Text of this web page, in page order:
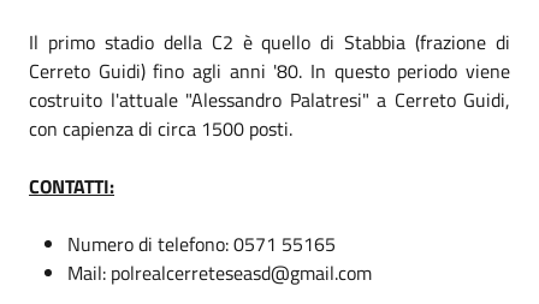
Il primo stadio della C2 è quello di Stabbia (frazione di
Cerreto Guidi) fino agli anni '80. In questo periodo viene
costruito l'attuale "Alessandro Palatresi" a Cerreto Guidi,
con capienza di circa 1500 posti.
CONTATTI:
Numero di telefono: 0571 55165
Mail: polrealcerreteseasd@gmail.com